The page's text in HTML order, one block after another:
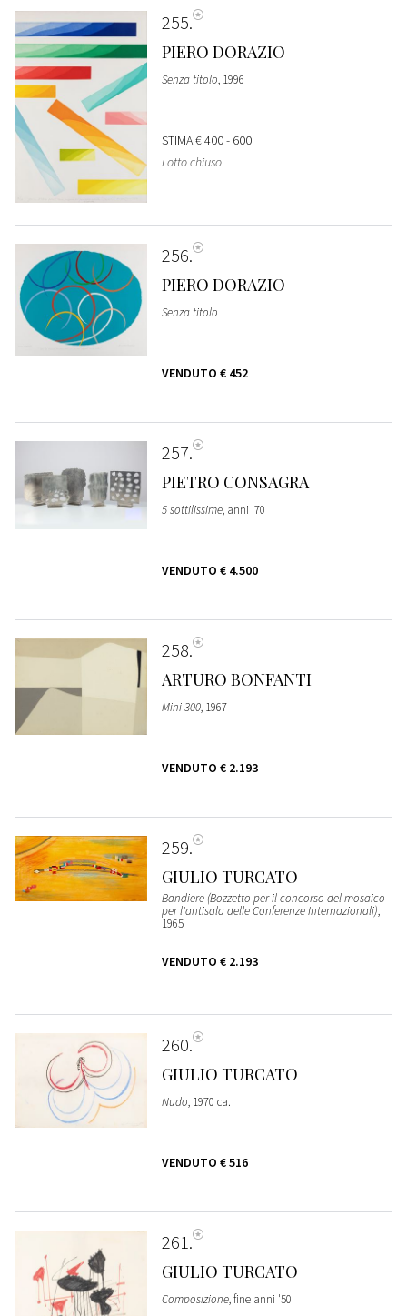
255
PIERO DORAZIO
Senza titolo, 1996
STIMA€ 400 - 600
Lotto chiuso
256
PIERO DORAZIO
Senza titolo
VENDUTO € 452
257
PIETRO CONSAGRA
5 sottilissime, anni '70
VENDUTO € 4.500
258
ARTURO BONFANTI
Mini 300, 1967
VENDUTO € 2.193
259
GIULIO TURCATO
Bandiere (Bozzetto per il concorso del mosaico
per l'antisala delle Conferenze Internazionali),
1965
VENDUTO € 2.193
260
GIULIO TURCATO
Nudo, 1970 ca.
VENDUTO € 516
261
GIULIO TURCATO
Composizione, fine anni '50